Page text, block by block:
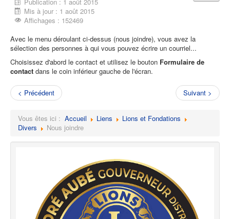
Mis à jour : 1 août 2015
Affichages : 152469
Avec le menu déroulant ci-dessus (nous joindre), vous avez la
sélection des personnes à qui vous pouvez écrire un courriel...
Choisissez d'abord le contact et utilisez le bouton Formulaire de
contact dans le coin inférieur gauche de l'écran.
< Précédent Suivant >
Vous êtes ici : Accueil Liens
Lions et Fondations
Divers
Nous joindre